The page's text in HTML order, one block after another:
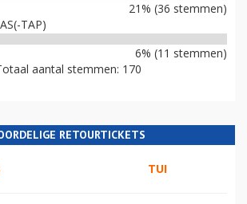
21% (36 stemmen)
TAP)
6% (11 stemmen)
aantal stemmen: 170
RETOURTICKETS
TUI